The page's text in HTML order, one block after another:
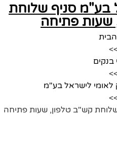
בע"מ סניף שלוחת
פתיחה
בנקים
לאומי לישראל בע"מ
קש"ב טלפון, שעות פתיחה